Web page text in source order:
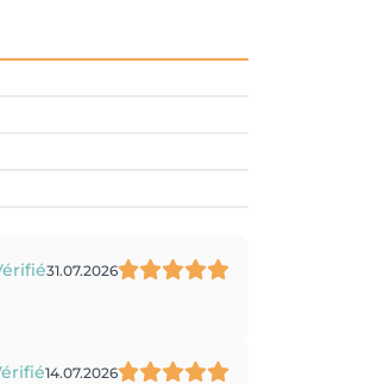
31.07.2026
14.07.2026